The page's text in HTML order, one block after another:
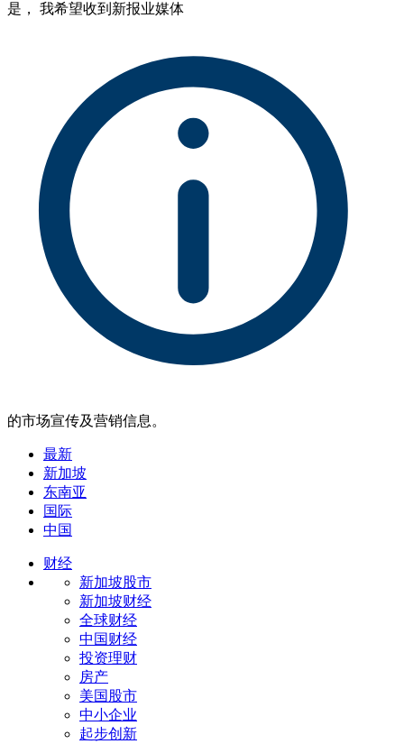
是， 我希望收到新报业媒体
的市场宣传及营销信息。
最新
新加坡
东南亚
国际
中国
财经
新加坡股市
新加坡财经
全球财经
中国财经
投资理财
房产
美国股市
中小企业
起步创新